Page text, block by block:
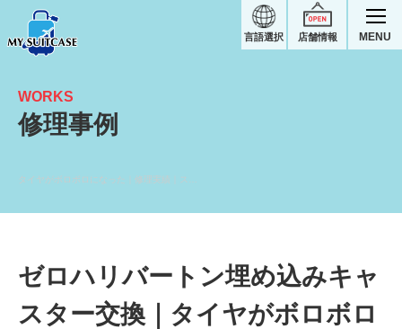
店舗情報
言語選択 MENU
WORKS
修理事例
ゼロハリバートン埋め込みキャ
スター交換｜タイヤがボロボロ